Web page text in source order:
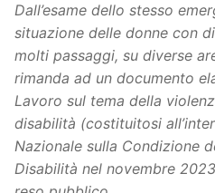
Dall’esame dello stesso
situazione delle donne con
molti passaggi, su diverse
rimanda ad un documento
Lavoro sul tema della
disabilità (costituitosi
Nazionale sulla Condizione
Disabilità nel novembre